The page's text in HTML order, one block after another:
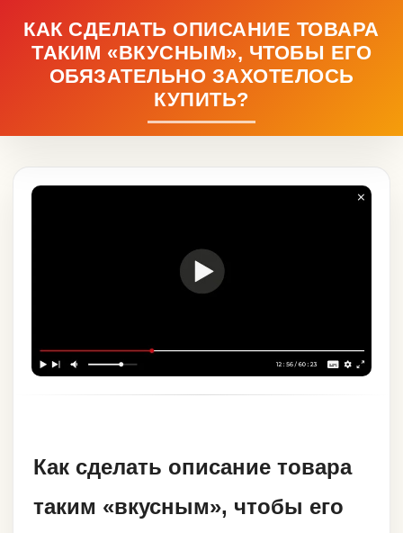
КАК СДЕЛАТЬ ОПИСАНИЕ ТОВАРА
ТАКИМ «ВКУСНЫМ», ЧТОБЫ ЕГО
ОБЯЗАТЕЛЬНО ЗАХОТЕЛОСЬ
КУПИТЬ?
Как сделать описание товара
таким «вкусным», чтобы его